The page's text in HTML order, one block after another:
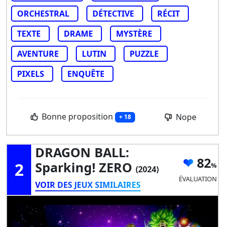
ORCHESTRAL
DÉTECTIVE
RÉCIT
TEXTE
DRAME
MYSTÈRE
AVENTURE
LUTIN
PUZZLE
PIXELS
ENQUÊTE
Bonne proposition + 18 Nope
2
DRAGON BALL:
Sparking! ZERO (2024)
VOIR DES JEUX SIMILAIRES
82
ÉVALUATION